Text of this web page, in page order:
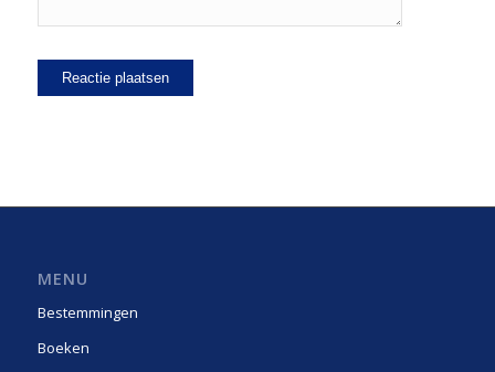
MENU
Bestemmingen
Boeken